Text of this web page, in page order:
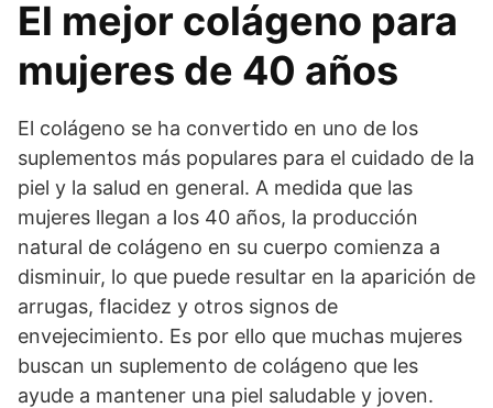
El mejor colágeno para
mujeres de 40 años
El colágeno se ha convertido en uno de los
suplementos más populares para el cuidado de la
piel y la salud en general. A medida que las
mujeres llegan a los 40 años, la producción
natural de colágeno en su cuerpo comienza a
disminuir, lo que puede resultar en la aparición de
arrugas, flacidez y otros signos de
envejecimiento. Es por ello que muchas mujeres
buscan un suplemento de colágeno que les
ayude a mantener una piel saludable y joven.